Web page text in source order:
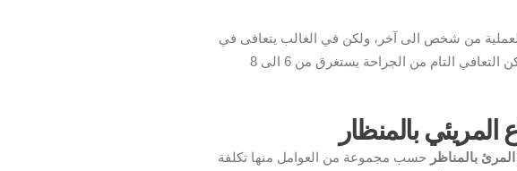
من شخص الى آخر، ولكن في الغالب يتعافى في
خلال اسبوعين بشكل متوسط، ولكن التعافي التام من الجراحة يستغرق من 6 الى 8
المريئي بالمنظار
بالمناظر حسب مجموعة من العوامل منها تكلفة